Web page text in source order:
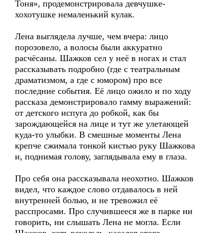
Тоня», продемонстрировала девчушке-
хохотушке немаленький кулак.
Лена выглядела лучше, чем вчера: лицо
порозовело, а волосы были аккуратно
расчёсаны. Шажков сел у неё в ногах и стал
рассказывать подробно (где с театральным
драматизмом, а где с юмором) про все
последние события. Её лицо ожило и по ходу
рассказа демонстрировало гамму выражений:
от детского испуга до робкой, как бы
зарождающейся на лице и тут же улетающей
куда-то улыбки. В смешные моменты Лена
крепче сжимала тонкой кистью руку Шажкова
и, поднимая голову, заглядывала ему в глаза.
Про себя она рассказывала неохотно. Шажков
видел, что каждое слово отдавалось в ней
внутренней болью, и не тревожил её
расспросами. Про случившееся же в парке ни
говорить, ни слышать Лена не могла. Если